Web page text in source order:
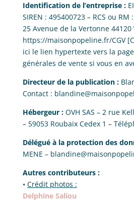
Identification de l’entreprise : EI
SIREN : 495400723– RCS ou RM :
25 Avenue de la Vertonne 44120
https://maisonpopeline.fr/CGV
ici le lien hypertexte vers la
générales de vente si vous en
Directeur de la publication :
Contact :
Hébergeur : OVH SAS – 2 rue
– 59053 Roubaix Cedex 1 –
Délégué à la protection des
MENE –
Autres contributeurs :
• Crédit photos :
Delphine Saliou